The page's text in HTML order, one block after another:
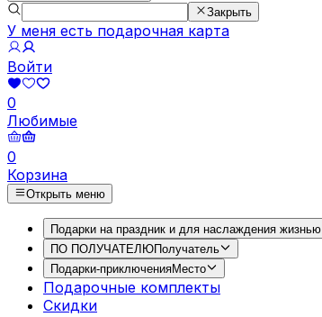
Закрыть
У меня есть подарочная карта
Войти
0
Любимые
0
Корзина
Открыть меню
Подарки на праздник и для наслаждения жизнью
ПО ПОЛУЧАТЕЛЮПолучатель
Подарки-приключенияМесто
Подарочные комплекты
Скидки